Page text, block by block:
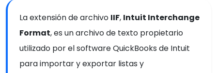
La extensión de archivo IIF, Intuit Interchange
Format, es un archivo de texto propietario
utilizado por el software QuickBooks de Intuit
para importar y exportar listas y